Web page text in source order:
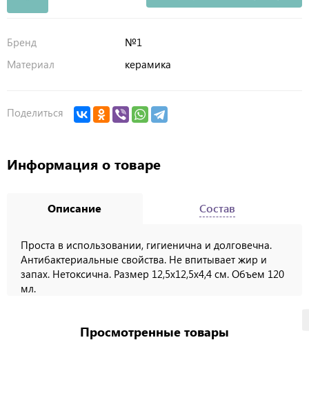
Бренд
№1
Материал
керамика
Поделиться
Информация о товаре
Описание
Проста в использовании, гигиенична и долговечна.
Антибактериальные свойства. Не впитывает жир и
запах. Нетоксична. Размер 12,5х12,5х4,4 см. Объем 120
мл.
Состав
Просмотренные товары